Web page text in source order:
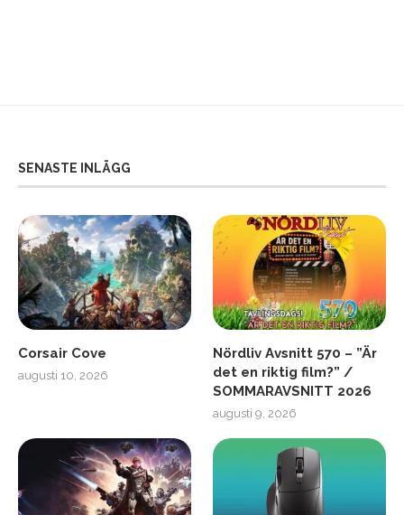
SENASTE INLÄGG
Corsair Cove
augusti 10, 2026
Nördliv Avsnitt 570 – ”Är
det en riktig film?” /
SOMMARAVSNITT 2026
augusti 9, 2026